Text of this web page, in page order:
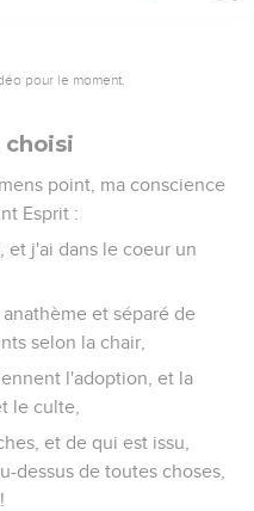
pour le moment.
choisi
point, ma conscience
Esprit :
et j'ai dans le coeur un
et séparé de
selon la chair,
l'adoption, et la
le culte,
et de qui est issu,
dessus de toutes choses,